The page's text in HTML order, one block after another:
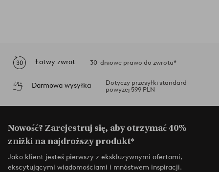
Łatwy zwrot 30-dniowe prawo do zwrotu*
Darmowa wysyłka
Dotyczy przesyłki standard
powyżej 599 PLN
Nowość? Zarejestruj się, aby otrzymać 40%
zniżki na najdroższy produkt*
Jako klient jesteś pierwszy z ekskluzywnymi ofertami,
ekscytującymi wiadomościami i mnóstwem inspiracji.